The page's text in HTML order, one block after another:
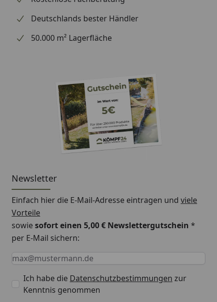
Deutschlands bester Händler
50.000 m² Lagerfläche
Newsletter
Einfach hier die E-Mail-Adresse eintragen und viele
Vorteile
sowiesofort einen 5,00 € Newslettergutschein *
per E-Mail sichern:
Keine Eingabe erforderlich
Eingabe erforderlich
E-Mail *
Ich habe die Datenschutzbestimmungen zur
Kenntnis genommen